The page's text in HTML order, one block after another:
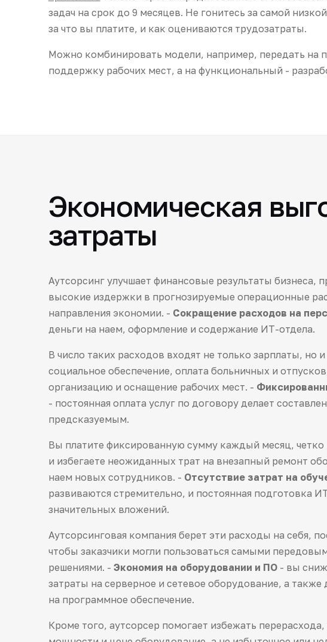
задач на срок до 9 месяцев. Не гонитесь за самой
за что вы платите, и как оцениваются трудозатраты.
Можно комбинировать модели, например, передать на
поддержку рабочих мест, а на функциональный -
Экономическая
затраты
Аутсорсинг улучшает финансовые результаты бизнеса,
высокие издержки в прогнозируемые операционные
направления экономии. - Сокращение расходов на
деньги на наем, оформление и содержание ИТ-отдела.
В число таких расходов входят не только зарплаты, но
социальное обеспечение, оплата больничных и
организацию и оснащение рабочих мест. -
- постоянная оплата услуг по договору делает
предсказуемым.
Вы платите фиксированную сумму каждый месяц,
и избегаете неожиданных трат на внезапный ремонт
наем новых сотрудников. - Отсутствие затрат на
развиваются стремительно, и постоянная подготовка
значительных вложений.
Аутсорсинговая компания берет эти расходы на себя,
чтобы заказчики могли пользоваться самыми
решениями. - Экономия на оборудовании и ПО- вы
затраты на серверное и сетевое оборудование, а
на программное обеспечение.
Кроме того, аутсорсер помогает избежать